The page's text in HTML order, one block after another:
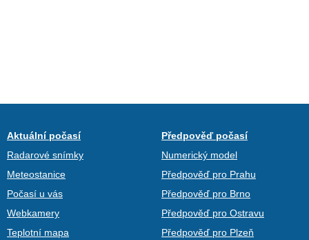
Aktuální počasí
Radarové snímky
Meteostanice
Počasí u vás
Webkamery
Teplotní mapa
Předpověď počasí
Numerický model
Předpověď pro Prahu
Předpověď pro Brno
Předpověď pro Ostravu
Předpověď pro Plzeň